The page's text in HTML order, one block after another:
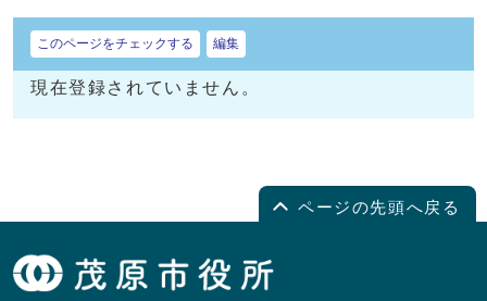
このページをチェックする 編集
現在登録されていません。
ページの先頭へ戻る